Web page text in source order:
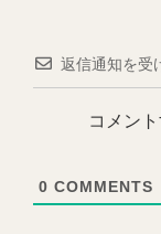
返信通知を受
コメン
0 COMMENTS